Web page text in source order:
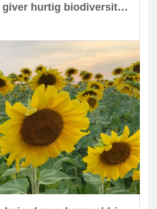
Miyawaki-skove giver hurtig biodiversitet i skandinaviske byer